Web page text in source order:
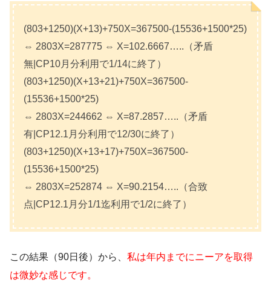
(803+1250)(X+13)+750X=367500-(15536+1500*25)
⇔ 2803X=287775 ⇔ X=102.6667…..（矛盾
無|CP10月分利用で1/14に終了）
(803+1250)(X+13+21)+750X=367500-
(15536+1500*25)
⇔ 2803X=244662 ⇔ X=87.2857…..（矛盾
有|CP12.1月分利用で12/30に終了）
(803+1250)(X+13+17)+750X=367500-
(15536+1500*25)
⇔ 2803X=252874 ⇔ X=90.2154…..（合致
点|CP12.1月分1/1迄利用で1/2に終了）
この結果（90日後）から、 私は年内までにニーアを取得
は微妙な感じです。